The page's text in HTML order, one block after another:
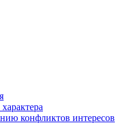
конфликтов интересов